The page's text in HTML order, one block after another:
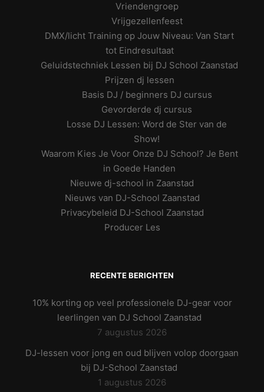
Vriendengroep
Vrijgezellenfeest
DMX/licht Training op Jouw Niveau: Van Start
tot Eindresultaat
Geluidstechniek Lessen bij DJ School Zaanstad
Prijzen dj lessen
Basis DJ / beginners DJ cursus
Gevorderde dj cursus
Losse DJ Lessen: Word de Ster van de
Show!
Waarom Kies Je Voor Onze DJ School? Je Bent
in Goede Handen
Nieuwe dj-school in Zaanstad
Nieuws van DJ-School Zaanstad
Privacybeleid DJ-School Zaanstad
Producer Les
RECENTE BERICHTEN
10% korting op veel professionele DJ-gear voor
leerlingen van DJ School Zaanstad
7 augustus 2026
DJ-lessen voor jong en oud blijven volop doorgaan
bij DJ-School Zaanstad
1 augustus 2026